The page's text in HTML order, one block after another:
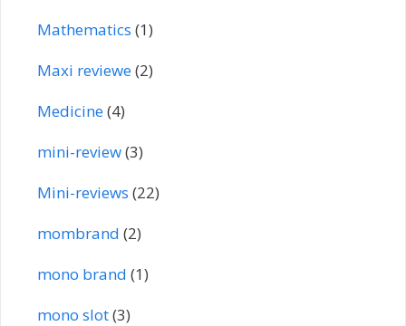
Mathematics (1)
Maxi reviewe(2)
Medicine(4)
mini-review(3)
Mini-reviews (22)
mombrand (2)
mono brand (1)
mono slot(3)